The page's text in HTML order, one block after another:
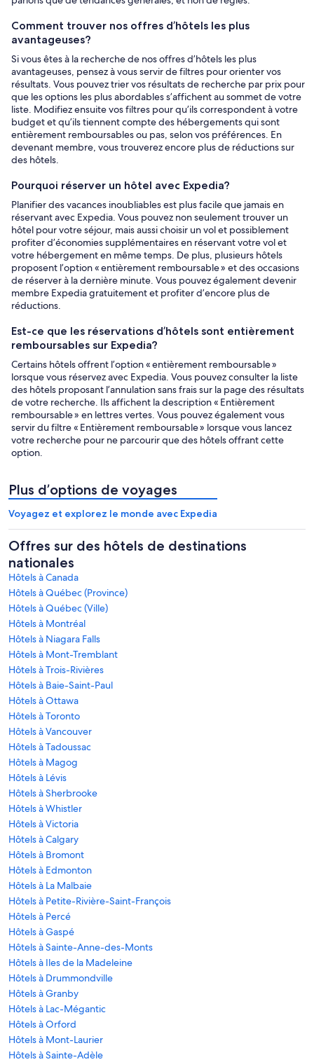
Comment trouver nos offres d’hôtels les plus
avantageuses?
Si vous êtes à la recherche de nos offres d’hôtels les plus
avantageuses, pensez à vous servir de filtres pour orienter vos
résultats. Vous pouvez trier vos résultats de recherche par prix pour
que les options les plus abordables s’affichent au sommet de votre
liste. Modifiez ensuite vos filtres pour qu’ils correspondent à votre
budget et qu’ils tiennent compte des hébergements qui sont
entièrement remboursables ou pas, selon vos préférences. En
devenant membre, vous trouverez encore plus de réductions sur
des hôtels.
Pourquoi réserver un hôtel avec Expedia?
Planifier des vacances inoubliables est plus facile que jamais en
réservant avec Expedia. Vous pouvez non seulement trouver un
hôtel pour votre séjour, mais aussi choisir un vol et possiblement
profiter d’économies supplémentaires en réservant votre vol et
votre hébergement en même temps. De plus, plusieurs hôtels
proposent l’option « entièrement remboursable » et des occasions
de réserver à la dernière minute. Vous pouvez également devenir
membre Expedia gratuitement et profiter d’encore plus de
réductions.
Est-ce que les réservations d’hôtels sont entièrement
remboursables sur Expedia?
Certains hôtels offrent l’option « entièrement remboursable »
lorsque vous réservez avec Expedia. Vous pouvez consulter la liste
des hôtels proposant l’annulation sans frais sur la page des résultats
de votre recherche. Ils affichent la description « Entièrement
remboursable » en lettres vertes. Vous pouvez également vous
servir du filtre « Entièrement remboursable » lorsque vous lancez
votre recherche pour ne parcourir que des hôtels offrant cette
option.
Plus d’options de voyages
Voyagez et explorez le monde avec Expedia
Offres sur des hôtels de destinations
nationales
Hôtels à Canada
Hôtels à Québec (Province)
Hôtels à Québec (Ville)
Hôtels à Montréal
Hôtels à Niagara Falls
Hôtels à Mont-Tremblant
Hôtels à Trois-Rivières
Hôtels à Baie-Saint-Paul
Hôtels à Ottawa
Hôtels à Toronto
Hôtels à Vancouver
Hôtels à Tadoussac
Hôtels à Magog
Hôtels à Lévis
Hôtels à Sherbrooke
Hôtels à Whistler
Hôtels à Victoria
Hôtels à Calgary
Hôtels à Bromont
Hôtels à Edmonton
Hôtels à La Malbaie
Hôtels à Petite-Rivière-Saint-François
Hôtels à Percé
Hôtels à Gaspé
Hôtels à Sainte-Anne-des-Monts
Hôtels à Iles de la Madeleine
Hôtels à Drummondville
Hôtels à Granby
Hôtels à Lac-Mégantic
Hôtels à Orford
Hôtels à Mont-Laurier
Hôtels à Sainte-Adèle